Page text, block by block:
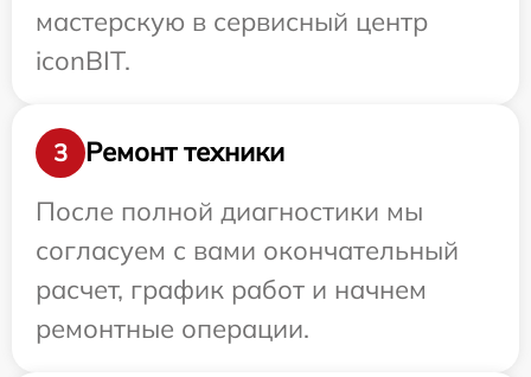
мастерскую в сервисный центр
iconBIT.
3
Ремонт техники
После полной диагностики мы
согласуем с вами окончательный
расчет, график работ и начнем
ремонтные операции.